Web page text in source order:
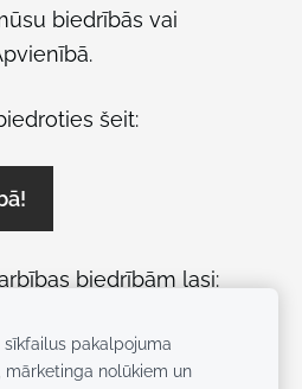
biedrībās vai
šeit:
biedrībām lasi:
pakalpojuma
mārketinga nolūkiem un